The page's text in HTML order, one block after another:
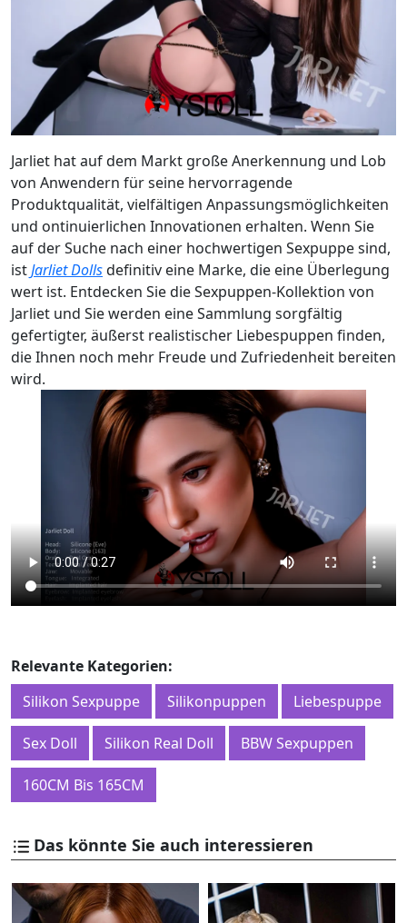
Jarliet hat auf dem Markt große Anerkennung und Lob
von Anwendern für seine hervorragende
Produktqualität, vielfältigen Anpassungsmöglichkeiten
und ontinuierlichen Innovationen erhalten. Wenn Sie
auf der Suche nach einer hochwertigen Sexpuppe sind,
istJarliet Dollsdefinitiv eine Marke, die eine Überlegung
wert ist. Entdecken Sie die Sexpuppen-Kollektion von
Jarliet und Sie werden eine Sammlung sorgfältig
gefertigter, äußerst realistischer Liebespuppen finden,
die Ihnen noch mehr Freude und Zufriedenheit bereiten
wird.
Relevante Kategorien:
Silikon Sexpuppe
Silikonpuppen Liebespuppe
Sex Doll Silikon Real Doll BBW Sexpuppen
160CM Bis 165CM
Das könnte Sie auch interessieren